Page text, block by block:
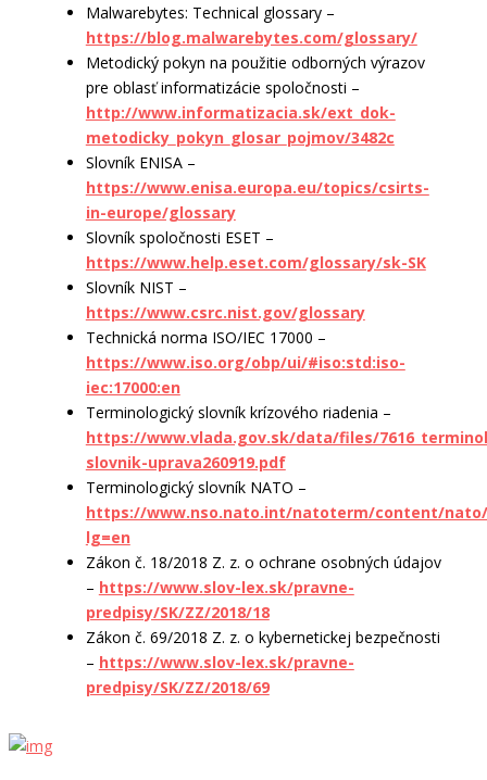
Malwarebytes: Technical glossary –
https://blog.malwarebytes.com/glossary/
Metodický pokyn na použitie odborných výrazov
pre oblasť informatizácie spoločnosti –
http://www.informatizacia.sk/ext_dok-
metodicky_pokyn_glosar_pojmov/3482c
Slovník ENISA –
https://www.enisa.europa.eu/topics/csirts-
in-europe/glossary
Slovník spoločnosti ESET –
https://www.help.eset.com/glossary/sk-SK
Slovník NIST –
https://www.csrc.nist.gov/glossary
Technická norma ISO/IEC 17000 –
https://www.iso.org/obp/ui/#iso:std:iso-
iec:17000:en
Terminologický slovník krízového riadenia –
https://www.vlada.gov.sk/data/files/
slovnik-uprava260919.pdf
Terminologický slovník NATO –
https://www.nso.nato.int/natoterm/content/
lg=en
Zákon č. 18/2018 Z. z. o ochrane osobných údajov
– https://www.slov-lex.sk/pravne-
predpisy/SK/ZZ/2018/18
Zákon č. 69/2018 Z. z. o kybernetickej bezpečnosti
– https://www.slov-lex.sk/pravne-
predpisy/SK/ZZ/2018/69